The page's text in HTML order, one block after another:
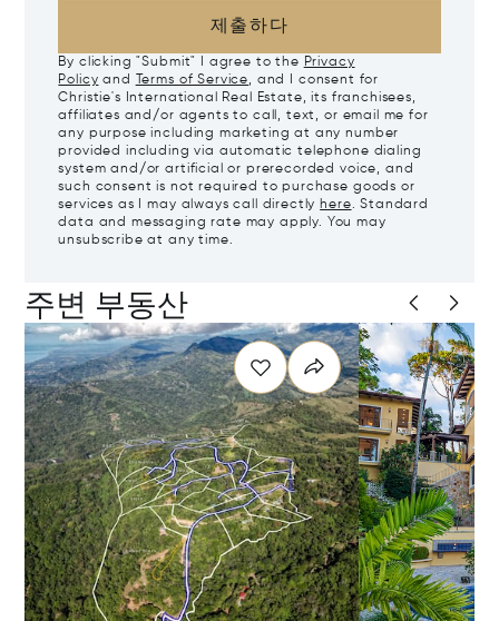
제출하다
By clicking "Submit" I agree to the Privacy
Policy and Terms of Service, and I consent for
Christie's International Real Estate, its franchisees,
affiliates and/or agents to call, text, or email me for
any purpose including marketing at any number
provided including via automatic telephone dialing
system and/or artificial or prerecorded voice, and
such consent is not required to purchase goods or
services as I may always call directly here. Standard
data and messaging rate may apply. You may
unsubscribe at any time.
주변 부동산